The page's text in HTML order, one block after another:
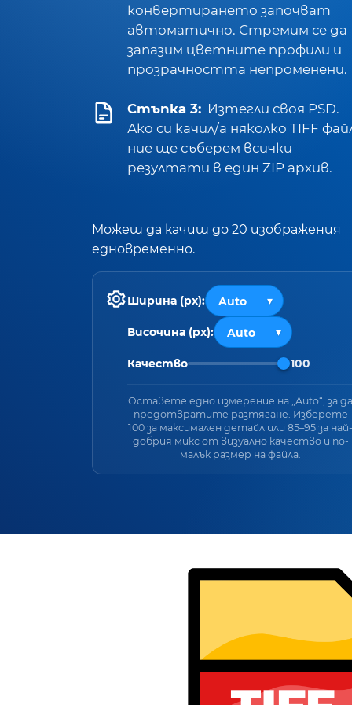
конвертирането започват
автоматично. Стремим се да
запазим цветните профили и
прозрачността непроменени.
Стъпка 3: Изтегли своя PSD.
Ако си качил/а няколко TIFF
ние ще съберем всички
резултати в един ZIP архив.
Можеш да качиш до 20 изображения
едновременно.
Ширина (px):
Височина (px):
Качество 100
Оставете едно измерение на „Auto“, за да
предотвратите разтягане. Изберете
100 за максимален детайл или 85–95 за най-
добрия микс от визуално качество и по-
малък размер на файла.